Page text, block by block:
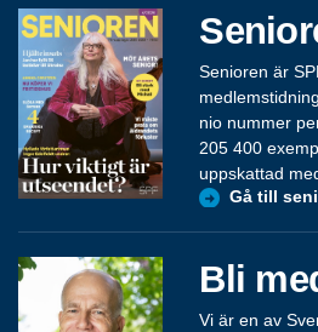
Senioren är
nio nummer
205 400
uppskattad
Gå till
Bli
Vi är en av